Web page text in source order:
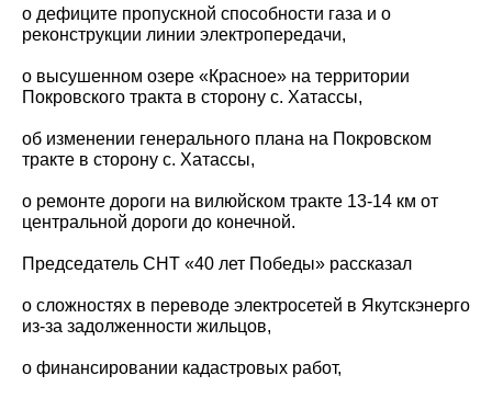
о дефиците пропускной способности газа и о
реконструкции линии электропередачи,
о высушенном озере «Красное» на территории
Покровского тракта в сторону с. Хатассы,
об изменении генерального плана на Покровском
тракте в сторону с. Хатассы,
о ремонте дороги на вилюйском тракте 13-14 км от
центральной дороги до конечной.
Председатель СНТ «40 лет Победы» рассказал
о сложностях в переводе электросетей в Якутскэнерго
из-за задолженности жильцов,
о финансировании кадастровых работ,